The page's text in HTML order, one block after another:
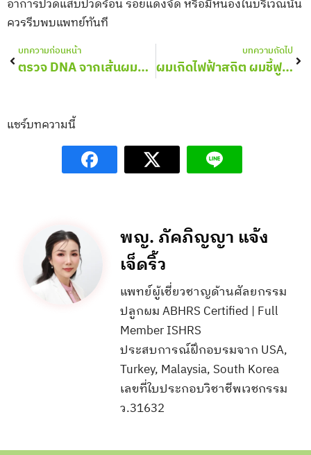
อาการปวดแสบปวดร้อน รอยแดงจัด หรือมีหนองในบริเวณนั้น
ควรรีบพบแพทย์ทันที
Prev
บทความก่อนหน้า
ตรวจ DNA จากเส้นผมที่ปลูก นำมาตรวจได้ไหม?
บทความถัดไป
ผมเกิดไฟฟ้าสถิต ผมชี้ฟู เกิดจากอะไร แก้ยังไงได้บ้าง?
แชร์บทความนี้
พญ. ภัคภิญญา แจ้ง
เจ็ดริ้ว
แพทย์ผู้เชี่ยวชาญด้านศัลยกรรม
ปลูกผม ABHRS Certified | Full
Member ISHRS
ประสบการณ์ฝึกอบรมจาก USA,
Turkey, Malaysia, South Korea
เลขที่ใบประกอบวิชาชีพเวชกรรม
ว.31632